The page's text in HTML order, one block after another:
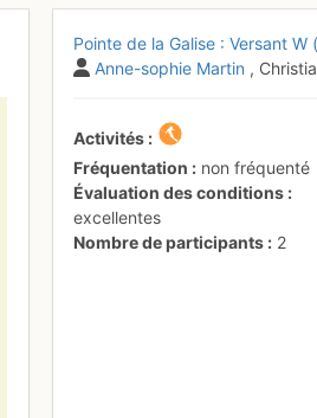
Pointe de la Galise : Versant
Anne-sophie Martin ,
Activités
Fréquentation
non fréquenté
Évaluation des conditions
excellentes
Nombre de participants
2